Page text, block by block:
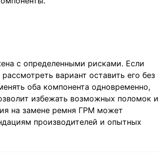
с определенными рисками. Если
вариант оставить его без
оба компонента одновременно,
избежать возможных поломок и
на замене ремня ГРМ может
производителей и опытных